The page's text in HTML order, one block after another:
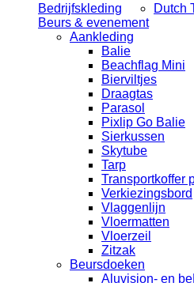
Bedrijfskleding
Dutch
Beurs & evenement
Aankleding
Balie
Beachflag Mini
Bierviltjes
Draagtas
Parasol
Pixlip Go Balie
Sierkussen
Skytube
Tarp
Transportkoffer
Verkiezingsbord
Vlaggenlijn
Vloermatten
Vloerzeil
Zitzak
Beursdoeken
Aluvision- en